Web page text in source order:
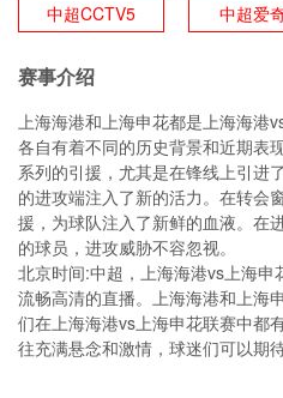
中超CCTV5 中超爱
赛事介绍
上海海港和上海申花都是上海海港
各自有着不同的历史背景和近期表
系列的引援，尤其是在锋线上引进
的进攻端注入了新的活力。在转会
援，为球队注入了新鲜的血液。在
的球员，进攻威胁不容忽视。
北京时间:中超，上海海港vs上海
流畅高清的直播。上海海港和上海
们在上海海港vs上海申花联赛中都
往充满悬念和激情，球迷们可以期